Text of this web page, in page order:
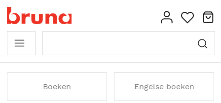
Boeken Engelse boeken